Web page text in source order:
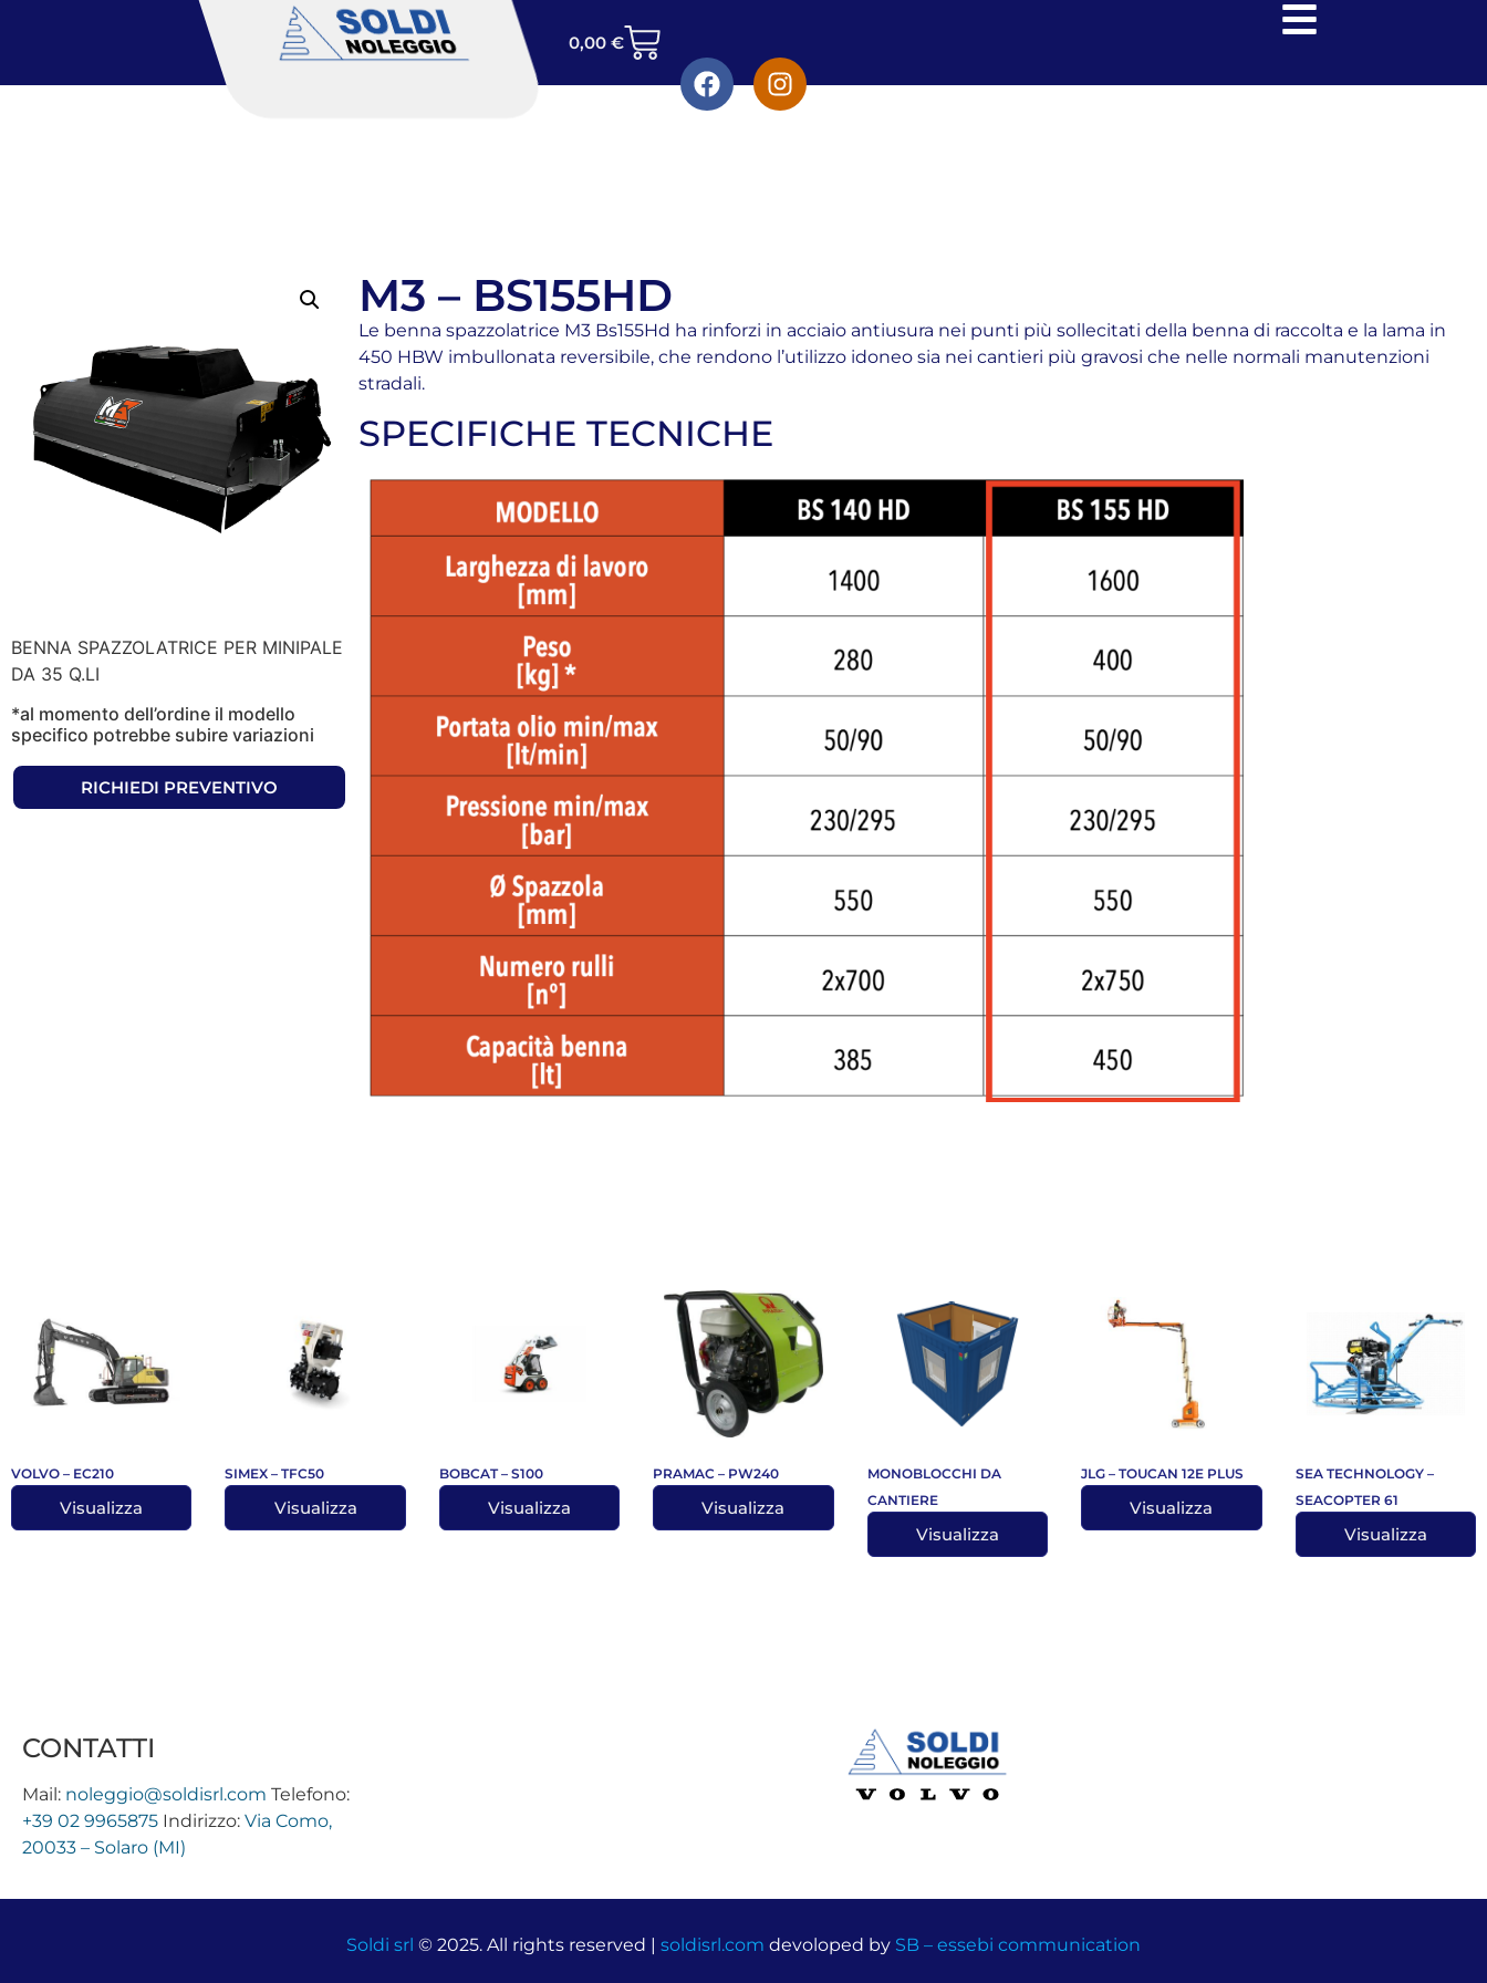
0,00 €
BENNA SPAZZOLATRICE PER MINIPALE
DA 35 Q.LI
*al momento dell’ordine il modello
specifico potrebbe subire variazioni
RICHIEDI PREVENTIVO
M3 – BS155HD
Le benna spazzolatrice M3 Bs155Hd ha rinforzi in acciaio antiusura nei punti più sollecitati della benna di raccolta e la lama in
450 HBW imbullonata reversibile, che rendono l’utilizzo idoneo sia nei cantieri più gravosi che nelle normali manutenzioni
stradali.
SPECIFICHE TECNICHE
VOLVO – EC210
Visualizza
SIMEX – TFC50
Visualizza
BOBCAT – S100
Visualizza
PRAMAC – PW240
Visualizza
MONOBLOCCHI DA
CANTIERE
Visualizza
JLG – TOUCAN 12E PLUS
Visualizza
SEA TECHNOLOGY –
SEACOPTER 61
Visualizza
CONTATTI
Mail: noleggio@soldisrl.com Telefono:
+39 02 9965875 Indirizzo: Via Como,
20033 – Solaro (MI)
Soldi srl © 2025. All rights reserved | soldisrl.com devoloped by SB – essebi communication